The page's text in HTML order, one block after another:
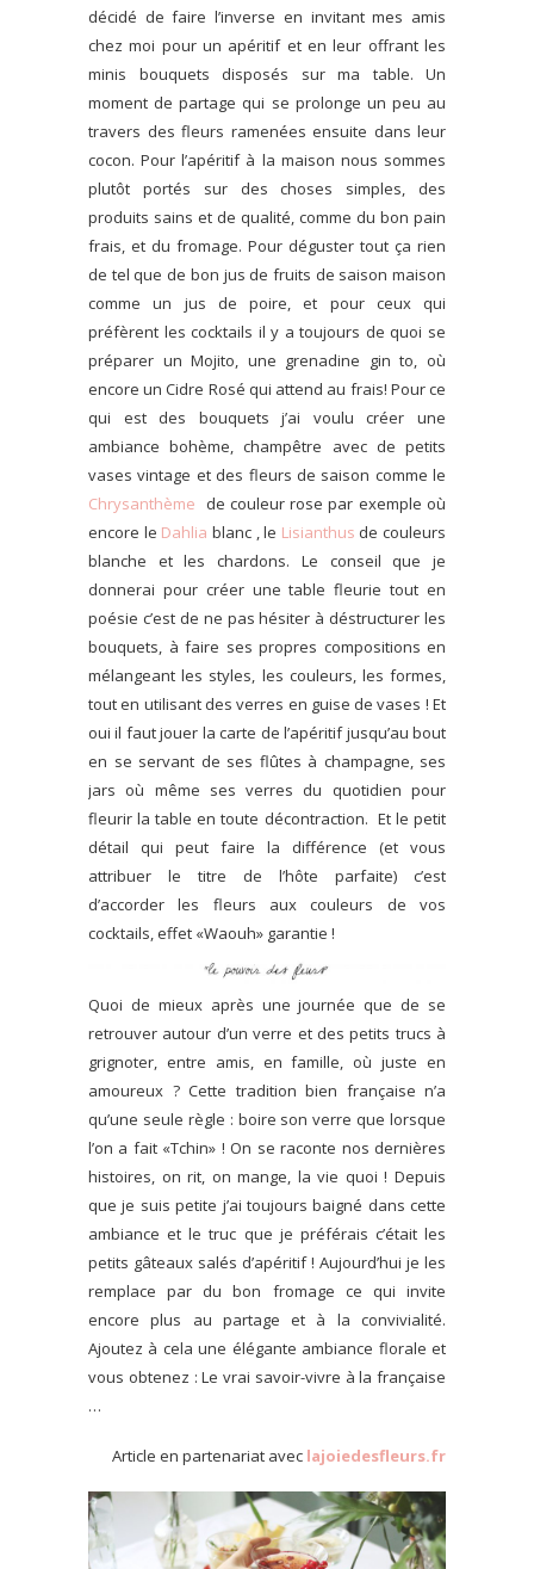
décidé de faire l’inverse en invitant mes amis
chez moi pour un apéritif et en leur offrant les
minis bouquets disposés sur ma table. Un
moment de partage qui se prolonge un peu au
travers des fleurs ramenées ensuite dans leur
cocon. Pour l’apéritif à la maison nous sommes
plutôt portés sur des choses simples, des
produits sains et de qualité, comme du bon pain
frais, et du fromage. Pour déguster tout ça rien
de tel que de bon jus de fruits de saison maison
comme un jus de poire, et pour ceux qui
préfèrent les cocktails il y a toujours de quoi se
préparer un Mojito, une grenadine gin to, où
encore un Cidre Rosé qui attend au frais! Pour ce
qui est des bouquets j’ai voulu créer une
ambiance bohème, champêtre avec de petits
vases vintage et des fleurs de saison comme le
Chrysanthème
de couleur rose par exemple où
encore le Dahlia blanc , le Lisianthus de couleurs
blanche et les chardons. Le conseil que je
donnerai pour créer une table fleurie tout en
poésie c’est de ne pas hésiter à déstructurer les
bouquets, à faire ses propres compositions en
mélangeant les styles, les couleurs, les formes,
tout en utilisant des verres en guise de vases ! Et
oui il faut jouer la carte de l’apéritif jusqu’au bout
en se servant de ses flûtes à champagne, ses
jars où même ses verres du quotidien pour
fleurir la table en toute décontraction. Et le petit
détail qui peut faire la différence (et vous
attribuer le titre de l’hôte parfaite) c’est
d’accorder les fleurs aux couleurs de vos
cocktails, effet «Waouh» garantie !
Quoi de mieux après une journée que de se
retrouver autour d’un verre et des petits trucs à
grignoter, entre amis, en famille, où juste en
amoureux ? Cette tradition bien française n’a
qu’une seule règle : boire son verre que lorsque
l’on a fait «Tchin» ! On se raconte nos dernières
histoires, on rit, on mange, la vie quoi ! Depuis
que je suis petite j’ai toujours baigné dans cette
ambiance et le truc que je préférais c’était les
petits gâteaux salés d’apéritif ! Aujourd’hui je les
remplace par du bon fromage ce qui invite
encore plus au partage et à la convivialité.
Ajoutez à cela une élégante ambiance florale et
vous obtenez : Le vrai savoir-vivre à la française
…
Article en partenariat avec lajoiedesfleurs.fr